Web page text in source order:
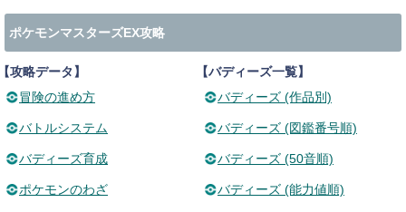
ポケモンマスターズEX攻略
攻略データ】
冒険の進め方
バトルシステム
バディーズ育成
ポケモンのわざ
【バディーズ一覧】
バディーズ (作品別)
バディーズ (図鑑番号順)
バディーズ (50音順)
バディーズ (能力値順)